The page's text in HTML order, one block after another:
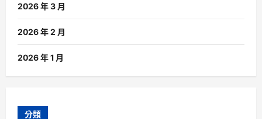
2026 年 3 月
2026 年 2 月
2026 年 1 月
分類